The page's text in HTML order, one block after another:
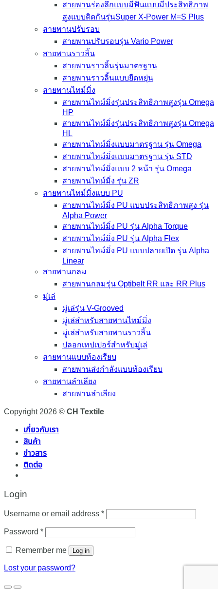
สายพานร่องลึกแบบมีฟันแบบมีประสิทธิภาพ
สูงแบบติดกันรุ่นSuper X-Power M=S Plus
สายพานปรับรอบ
สายพานปรับรอบรุ่น Vario Power
สายพานราวลิ้น
สายพานราวลิ้นรุ่นมาตรฐาน
สายพานราวลิ้นแบบยืดหยุ่น
สายพานไทม์มิ่ง
สายพานไทม์มิ่งรุ่นประสิทธิภาพสูงรุ่น Omega
HP
สายพานไทม์มิ่งรุ่นประสิทธิภาพสูงรุ่น Omega
HL
สายพานไทม์มิ่งแบบมาตรฐาน รุ่น Omega
สายพานไทม์มิ่งแบบมาตรฐาน รุ่น STD
สายพานไทม์มิ่งแบบ 2 หน้า รุ่น Omega
สายพานไทม์มิ่ง รุ่น ZR
สายพานไทม์มิ่งแบบ PU
สายพานไทม์มิ่ง PU แบบประสิทธิภาพสูง รุ่น
Alpha Power
สายพานไทม์มิ่ง PU รุ่น Alpha Torque
สายพานไทม์มิ่ง PU รุ่น Alpha Flex
สายพานไทม์มิ่ง PU แบบปลายเปิด รุ่น Alpha
Linear
สายพานกลม
สายพานกลมรุ่น Optibelt RR และ RR Plus
มู่เล่
มู่เล่รุ่น V-Grooved
มู่เล่สำหรับสายพานไทม์มิ่ง
มู่เล่สำหรับสายพานราวลิ้น
ปลอกเทปเปอร์สำหรับมู่เล่
สายพานแบบท้องเรียบ
สายพานส่งกำลังแบบท้องเรียบ
สายพานลำเลียง
สายพานลำเลียง
Copyright 2026 © CH Textile
เกี่ยวกับเรา
สินค้า
ข่าวสาร
ติดต่อ
Login
Username or email address *Required
Password *Required
Remember me Log in
Lost your password?